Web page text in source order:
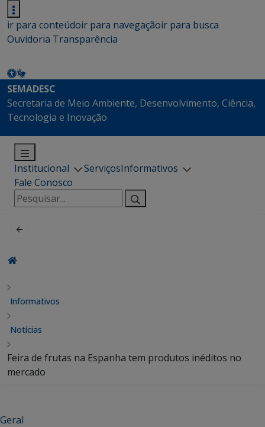
ir para conteúdoir para navegaçãoir para busca
Ouvidoria Transparência
SEMADESC
Secretaria de Meio Ambiente, Desenvolvimento, Ciência,
Tecnologia e Inovação
Institucional ServiçosInformativos
Fale Conosco
Pesquisar
por:
Informativos
Notícias
Feira de frutas na Espanha tem produtos inéditos no
mercado
Geral